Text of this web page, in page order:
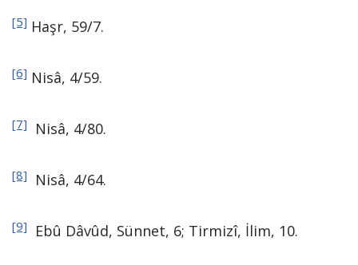
[5] Haşr, 59/7.
[6] Nisâ, 4/59.
[7] Nisâ, 4/80.
[8] Nisâ, 4/64.
[9] Ebû Dâvûd, Sünnet, 6; Tirmizî, İlim, 10.